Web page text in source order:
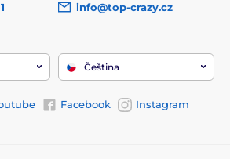
info@top-crazy.cz
Čeština
Facebook
Instagram